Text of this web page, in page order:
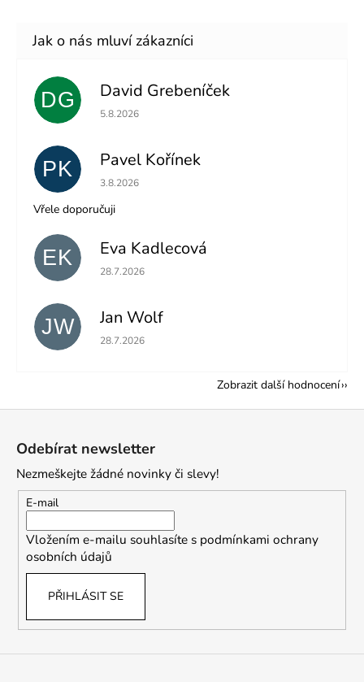
DG David Grebeníček
Hodnocení obchodu je 5 z 5 hvězdiček.
5.8.2026
PK Pavel Kořínek
Hodnocení obchodu je 5 z 5 hvězdiček.
3.8.2026
Vřele doporučuji
EK Eva Kadlecová
Hodnocení obchodu je 5 z 5 hvězdiček.
28.7.2026
JW Jan Wolf
Hodnocení obchodu je 5 z 5 hvězdiček.
28.7.2026
Zobrazit další hodnocení
Odebírat newsletter
Nezmeškejte žádné novinky či slevy!
E-mail
Vložením e-mailu souhlasíte s podmínkami ochrany
osobních údajů
PŘIHLÁSIT SE